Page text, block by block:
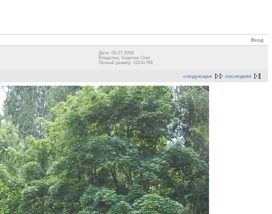
Вход
Дата: 09.07.2008
Владелец: Бодичев Олег
Полный размер: 1024x768
следующая последняя